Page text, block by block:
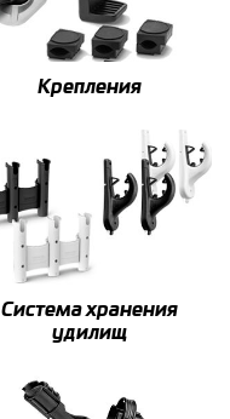
Крепления
Система хранения
удилищ